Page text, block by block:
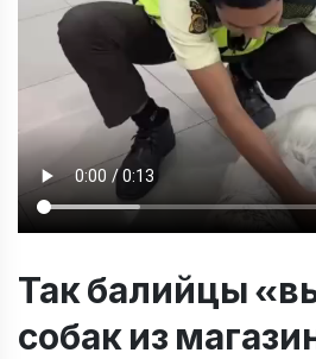
Так балийцы
собак из